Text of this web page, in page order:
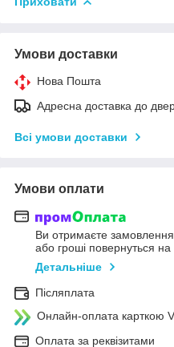
Умови доставки
Нова Пошта
Адресна доставка до
Всі умови доставки
Умови оплати
Ви отримаєте замовлення
або гроші повернуться на
Детальніше
Післяплата
Онлайн-оплата карткою
Оплата за реквізитами